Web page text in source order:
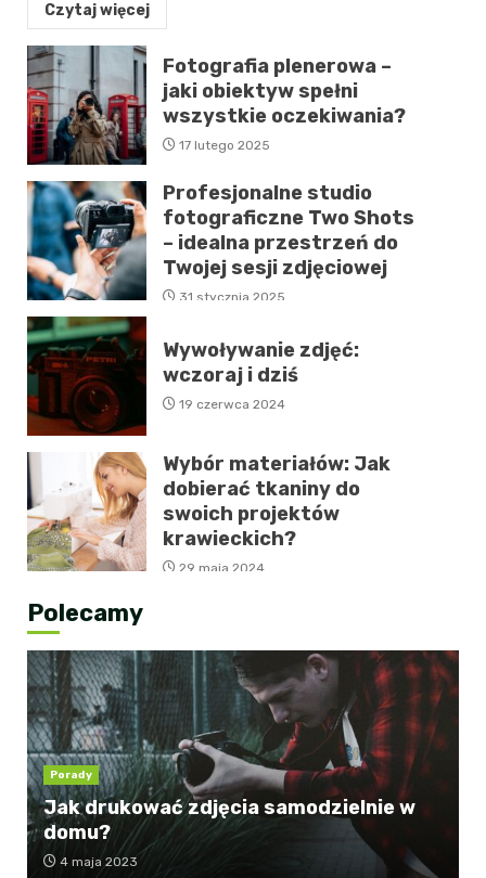
Czytaj więcej
Fotografia plenerowa –
jaki obiektyw spełni
wszystkie oczekiwania?
17 lutego 2025
Profesjonalne studio
fotograficzne Two Shots
– idealna przestrzeń do
Twojej sesji zdjęciowej
31 stycznia 2025
Wywoływanie zdjęć:
wczoraj i dziś
19 czerwca 2024
Wybór materiałów: Jak
dobierać tkaniny do
swoich projektów
krawieckich?
29 maja 2024
Polecamy
Porady
Jak drukować zdjęcia samodzielnie w
domu?
4 maja 2023